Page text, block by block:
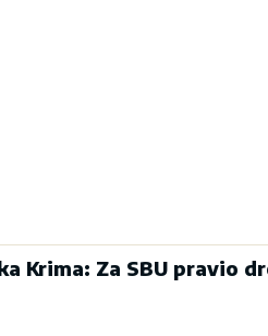
Krima: Za SBU pravio